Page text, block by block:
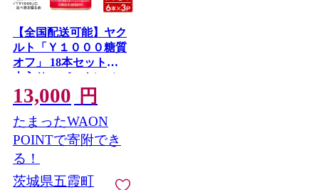
【全国配送可能】ヤク
ルト「Ｙ１０００糖質
オフ」 18本セット（6
本入り×3パック）／
乳製品 乳酸菌飲料 健
康 腸活 ストレス緩和
睡眠の質向上 乳酸菌
シロタ株 機能性表示
食品 カロリーオフ 甘
さ控えめ 茨城県 五霞
町
13,000 円
たまったWAON
POINTで寄附でき
る！
茨城県五霞町